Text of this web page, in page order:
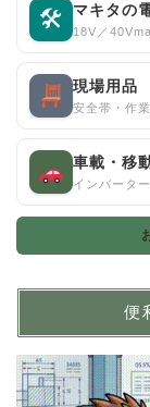
🛠 マキタの
18V／
現場用品
安全帯・作
車載・移
インバータ
便